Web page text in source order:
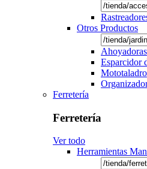
Otros Productos
Ahoyadoras
Esparcidor
Mototaladro
Ferretería
Ferretería
Ver todo
Herramientas